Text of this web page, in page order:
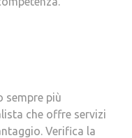
sempre più
che offre servizi
Verifica la